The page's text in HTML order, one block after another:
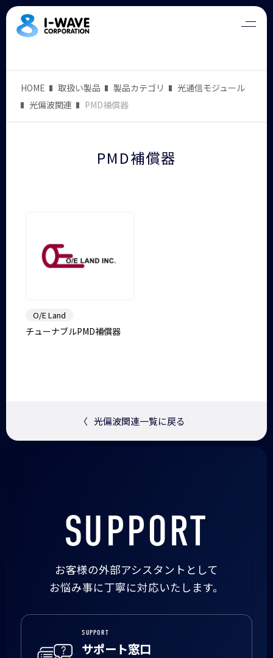
HOME 取扱い製品 製品カテゴリ
光通信モジュール
光偏波関連
PMD補償器
PMD補償器
O/E Land
チューナブルPMD補償器
〈 光偏波関連一覧に戻る
SUPPORT
お客様の外部アシスタントとして
お悩み事に丁寧に対応いたします。
SUPPORT
サポート窓口